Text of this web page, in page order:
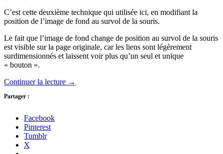
C’est cette deuxième technique qui utilisée ici, en modifiant la
position de l’image de fond au survol de la souris.
Le fait que l’image de fond change de position au survol de la souris
est visible sur la page originale, car les liens sont légèrement
surdimensionnés et laissent voir plus qu’un seul et unique
« bouton ».
Continuer la lecture →
Partager :
Facebook
Pinterest
Tumblr
X